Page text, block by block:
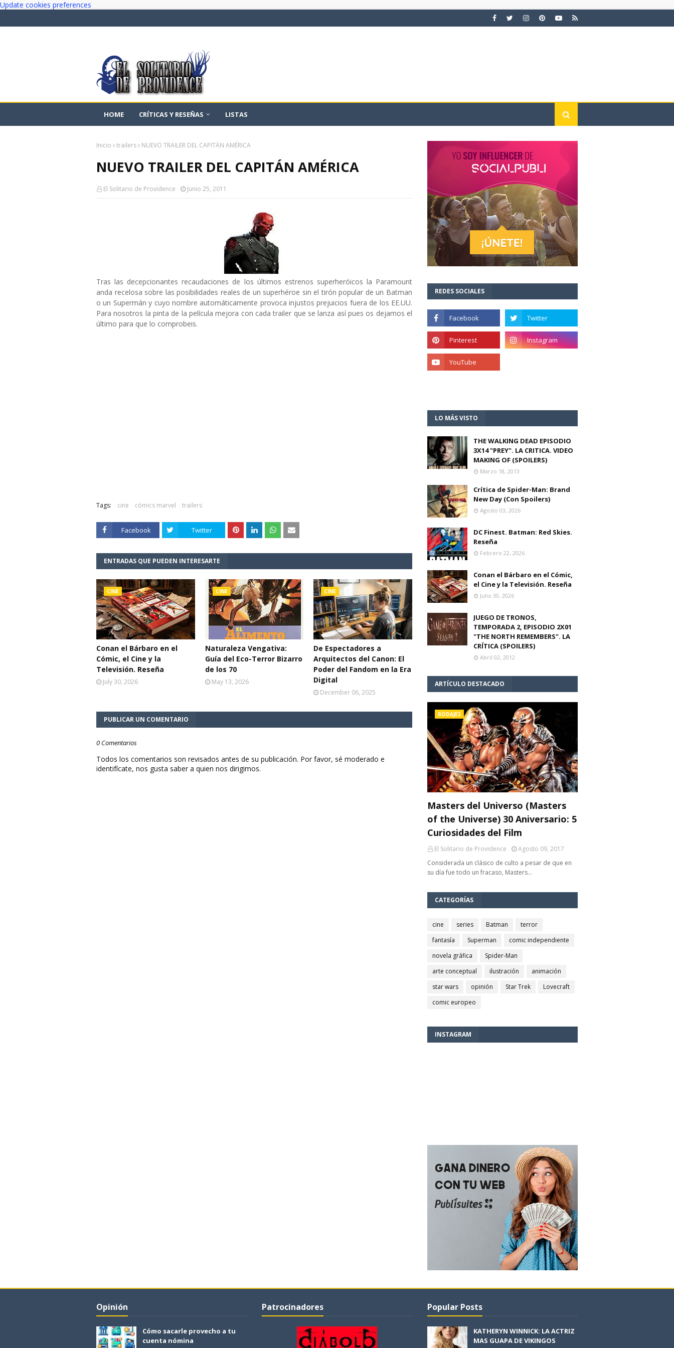
Update cookies preferences
HOME CRÍTICAS Y RESEÑAS LISTAS
Inicio trailers NUEVO TRAILER DEL CAPITÁN AMÉRICA
NUEVO TRAILER DEL CAPITÁN AMÉRICA
El Solitario de Providence Junio 25, 2011
Tras las decepcionantes recaudaciones de los últimos estrenos superheróicos la Paramount
anda recelosa sobre las posibilidades reales de un superhéroe sin el tirón popular de un Batman
o un Supermán y cuyo nombre automáticamente provoca injustos prejuicios fuera de los EE.UU.
Para nosotros la pinta de la película mejora con cada trailer que se lanza así pues os dejamos el
último para que lo comprobeis.
Tags: cine cómics marvel trailers
Facebook Twitter
ENTRADAS QUE PUEDEN INTERESARTE
CINE
Conan el Bárbaro en el
Cómic, el Cine y la
Televisión. Reseña
July 30, 2026
CINE
Naturaleza Vengativa:
Guía del Eco-Terror Bizarro
de los 70
May 13, 2026
CINE
De Espectadores a
Arquitectos del Canon: El
Poder del Fandom en la Era
Digital
December 06, 2025
PUBLICAR UN COMENTARIO
0 Comentarios
Todos los comentarios son revisados antes de su publicación. Por favor, sé moderado e
identifícate, nos gusta saber a quien nos dirigimos.
REDES SOCIALES
LO MÁS VISTO
THE WALKING DEAD EPISODIO
3X14 "PREY". LA CRITICA. VIDEO
MAKING OF (SPOILERS)
Marzo 18, 2013
Crítica de Spider-Man: Brand
New Day (Con Spoilers)
Agosto 03, 2026
DC Finest. Batman: Red Skies.
Reseña
Febrero 22, 2026
Conan el Bárbaro en el Cómic,
el Cine y la Televisión. Reseña
Julio 30, 2026
JUEGO DE TRONOS,
TEMPORADA 2, EPISODIO 2X01
"THE NORTH REMEMBERS". LA
CRÍTICA (SPOILERS)
Abril 02, 2012
ARTÍCULO DESTACADO
RODAJES
Masters del Universo (Masters
of the Universe) 30 Aniversario: 5
Curiosidades del Film
El Solitario de Providence
Agosto 09, 2017
Considerada un clásico de culto a pesar de que en
su día fue todo un fracaso, Masters…
CATEGORÍAS
cine series Batman
terror
fantasía
Superman
comic independiente
novela gráfica
Spider-Man
arte conceptual
ilustración
animación
star wars
opinión Star Trek
Lovecraft
comic europeo
INSTAGRAM
Opinión
Cómo sacarle provecho a tu
cuenta nómina
Patrocinadores Popular Posts
KATHERYN WINNICK: LA ACTRIZ
MAS GUAPA DE VIKINGOS